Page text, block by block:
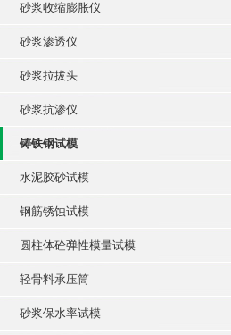
砂浆收缩膨胀仪
砂浆渗透仪
砂浆拉拔头
砂浆抗渗仪
铸铁钢试模
水泥胶砂试模
钢筋锈蚀试模
圆柱体砼弹性模量试模
轻骨料承压筒
砂浆保水率试模